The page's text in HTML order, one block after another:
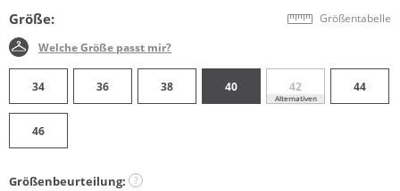
Größe: Größentabelle
Welche Größe passt mir?
34 36 38 40 42
Alternativen
44
46
Größenbeurteilung: ?